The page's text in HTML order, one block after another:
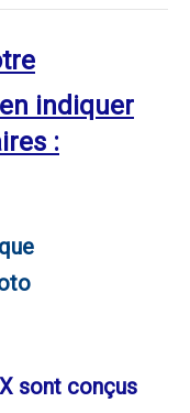
indiquer
:
sont conçus